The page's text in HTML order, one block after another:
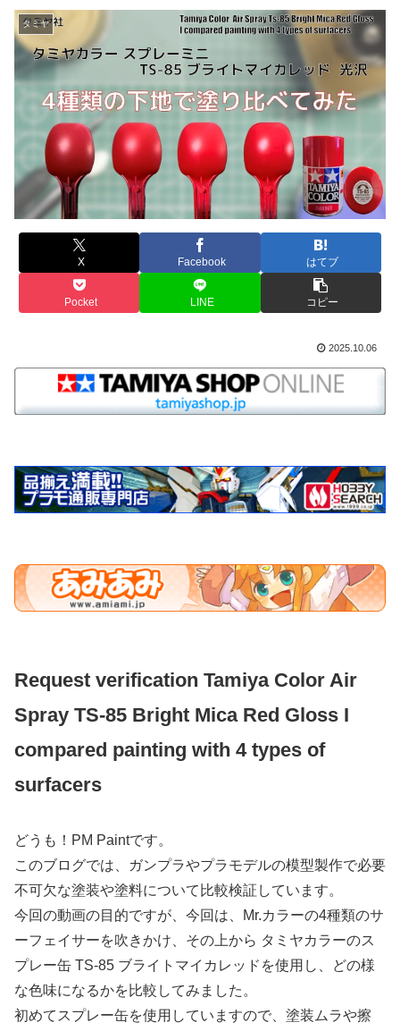
タミヤ
X Facebook はてブ
Pocket LINE コピー
2025.10.06
Request verification Tamiya Color Air
Spray TS-85 Bright Mica Red Gloss I
compared painting with 4 types of
surfacers
どうも！PM Paintです。
このブログでは、ガンプラやプラモデルの模型製作で必要
不可欠な塗装や塗料について比較検証しています。
今回の動画の目的ですが、今回は、Mr.カラーの4種類のサ
ーフェイサーを吹きかけ、その上から タミヤカラーのス
プレー缶 TS-85 ブライトマイカレッドを使用し、どの様
な色味になるかを比較してみました。
初めてスプレー缶を使用していますので、塗装ムラや擦